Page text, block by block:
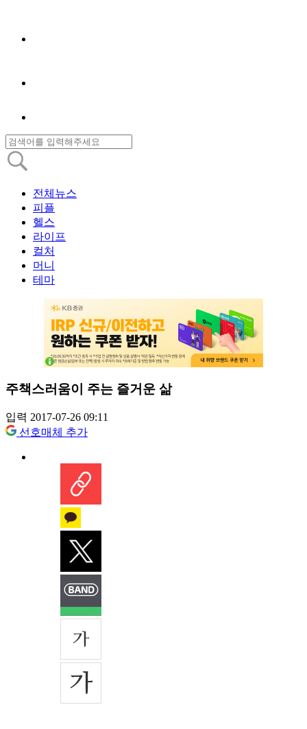
전체뉴스
피플
헬스
라이프
컬처
머니
테마
주책스러움이 주는 즐거운 삶
입력 2017-07-26 09:11
선호매체 추가